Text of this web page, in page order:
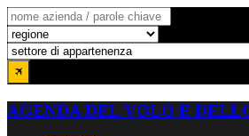
AGENDA DEL VOLO E